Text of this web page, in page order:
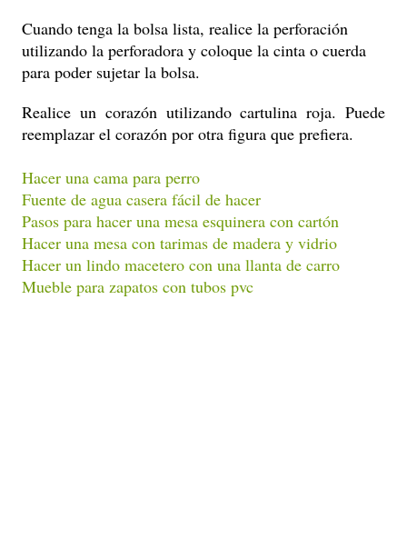
Cuando tenga la bolsa lista, realice la perforación
utilizando la perforadora y coloque la cinta o cuerda
para poder sujetar la bolsa.
Realice un corazón utilizando cartulina roja. Puede
reemplazar el corazón por otra figura que prefiera.
Hacer una cama para perro
Fuente de agua casera fácil de hacer
Pasos para hacer una mesa esquinera con cartón
Hacer una mesa con tarimas de madera y vidrio
Hacer un lindo macetero con una llanta de carro
Mueble para zapatos con tubos pvc